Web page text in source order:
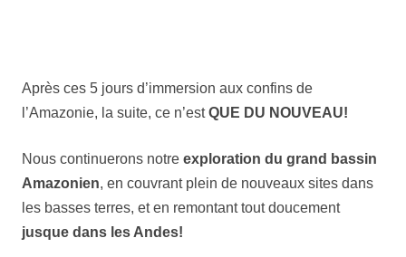
Après ces 5 jours d’immersion aux confins de
l’Amazonie, la suite, ce n’estQUE DU NOUVEAU!
Nous continuerons notre exploration du grand bassin
Amazonien, en couvrant plein de nouveaux sites dans
les basses terres, et en remontant tout doucement
jusque dans les Andes!